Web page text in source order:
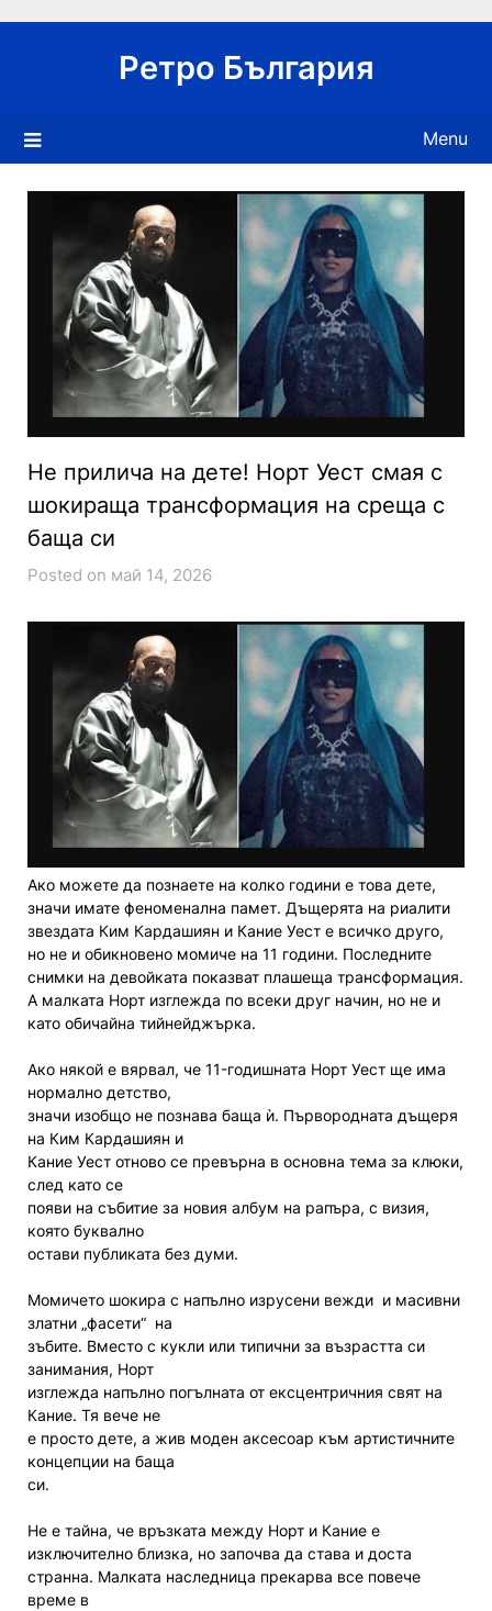
Ретро България
Menu
Не прилича на дете! Норт Уест смая с
шокираща трансформация на среща с
баща си
Posted on май 14, 2026
Ако можете да познаете на колко години е това дете,
значи имате феноменална памет. Дъщерята на риалити
звездата Ким Кардашиян и Кание Уест е всичко друго,
но не и обикновено момиче на 11 години. Последните
снимки на девойката показват плашеща трансформация.
А малката Норт изглежда по всеки друг начин, но не и
като обичайна тийнейджърка.
Ако някой е вярвал, че 11-годишната Норт Уест ще има
нормално детство,
значи изобщо не познава баща ѝ. Първородната дъщеря
на Ким Кардашиян и
Кание Уест отново се превърна в основна тема за клюки,
след като се
появи на събитие за новия албум на рапъра, с визия,
която буквално
остави публиката без думи.
Момичето шокира с напълно изрусени вежди и масивни
златни „фасети“ на
зъбите. Вместо с кукли или типични за възрастта си
занимания, Норт
изглежда напълно погълната от ексцентричния свят на
Кание. Тя вече не
е просто дете, а жив моден аксесоар към артистичните
концепции на баща
си.
Не е тайна, че връзката между Норт и Кание е
изключително близка, но започва да става и доста
странна. Малката наследница прекарва все повече
време в